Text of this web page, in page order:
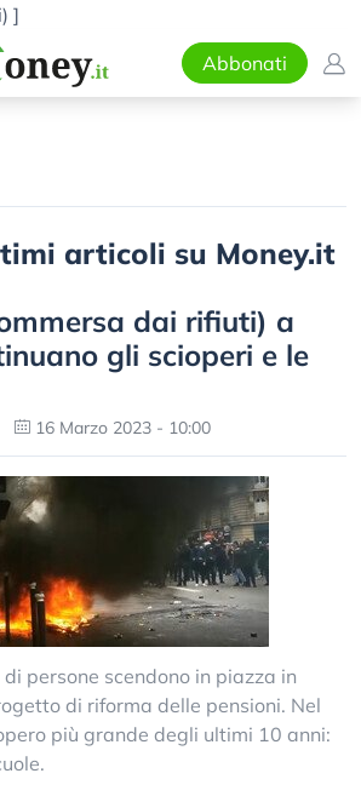
]
Abbonati
articoli su Money.it
dai rifiuti) a
gli scioperi e le
16 Marzo 2023 - 10:00
persone scendono in piazza in
di riforma delle pensioni. Nel
più grande degli ultimi 10 anni: